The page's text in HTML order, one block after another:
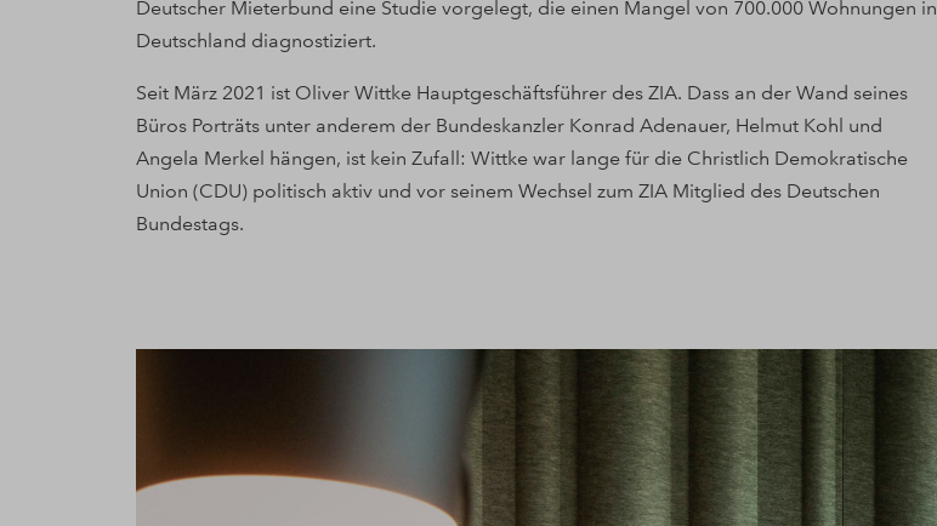
Deutscher Mieterbund eine Studie vorgelegt, die einen Mangel von 700.000 Wohnungen in
Deutschland diagnostiziert.
Seit März 2021 ist Oliver Wittke Hauptgeschäftsführer des ZIA. Dass an der Wand seines
Büros Porträts unter anderem der Bundeskanzler Konrad Adenauer, Helmut Kohl und
Angela Merkel hängen, ist kein Zufall: Wittke war lange für die Christlich Demokratische
Union (CDU) politisch aktiv und vor seinem Wechsel zum ZIA Mitglied des Deutschen
Bundestags.